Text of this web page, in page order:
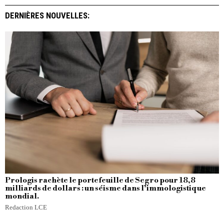
DERNIÈRES NOUVELLES:
Prologis rachète le portefeuille de Segro pour 18,8
milliards de dollars : un séisme dans l’immologistique
mondial.
Redaction LCE